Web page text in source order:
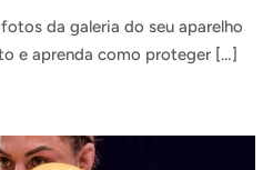
da galeria do seu aparelho
e aprenda como proteger […]